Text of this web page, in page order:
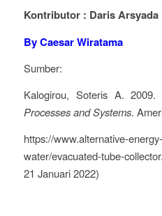
Kontributor : Daris Arsyada
By Caesar Wiratama
Sumber:
Kalogirou, Soteris A.
Processes and Systems.
https://www.alternative-
water/evacuated-tube-
21 Januari 2022)